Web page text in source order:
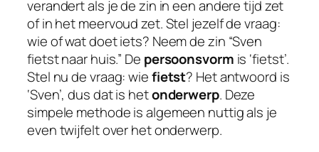
verandert als je de zin in een andere tijd zet
of in het meervoud zet. Stel jezelf de vraag:
wie of wat doet iets? Neem de zin “Sven
fietst naar huis.” De persoonsvorm is ‘fietst’.
Stel nu de vraag: wiefietst? Het antwoord is
‘Sven’, dus dat is hetonderwerp. Deze
simpele methode is algemeen nuttig als je
even twijfelt over het onderwerp.